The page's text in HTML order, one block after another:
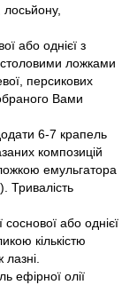
або однієї з
ложками
персикових
Вами
6-7 крапель
композицій
емульгатора
Тривалість
або однієї
кількістю
ефірної олії